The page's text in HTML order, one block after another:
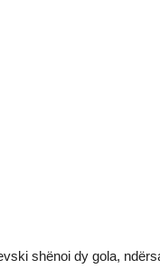
shënoi dy gola,